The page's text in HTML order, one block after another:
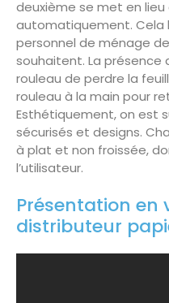
deuxième se met en lieu
automatiquement. Cela
personnel de ménage
souhaitent. La présence
rouleau de perdre la
rouleau à la main pour
Esthétiquement, on est
sécurisés et designs.
à plat et non froissée,
l’utilisateur.
Présentation en
distributeur